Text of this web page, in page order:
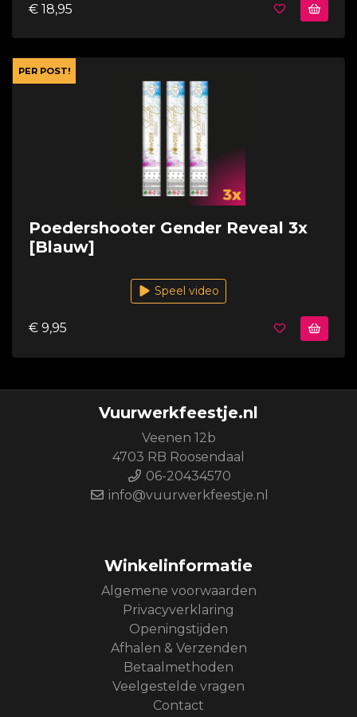
€ 18,95
PER POST!
Poedershooter Gender Reveal 3x
[Blauw]
Speel video
€ 9,95
Vuurwerkfeestje.nl
Veenen 12b
4703 RB Roosendaal
06-20434570
info@vuurwerkfeestje.nl
Winkelinformatie
Algemene voorwaarden
Privacyverklaring
Openingstijden
Afhalen & Verzenden
Betaalmethoden
Veelgestelde vragen
Contact